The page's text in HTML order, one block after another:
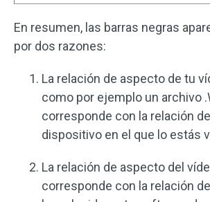
En resumen, las barras negras
por dos razones:
La relación de aspecto de tu
como por ejemplo un archivo
corresponde con la relación
dispositivo en el que lo estás
La relación de aspecto del
corresponde con la relación